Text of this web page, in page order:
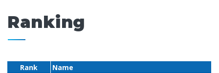
Ranking
Rank
Name